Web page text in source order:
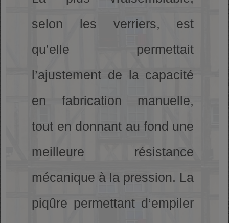
selon les verriers, est
qu’elle permettait
l’ajustement de la capacité
en fabrication manuelle,
tout en donnant au fond une
meilleure résistance
mécanique à la pression. La
piqûre permettant d’empiler